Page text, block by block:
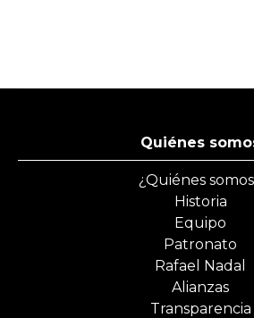
Quiénes
¿Quiénes
Historia
Equipo
Patronato
Rafael Nadal
Alianzas
Transparencia